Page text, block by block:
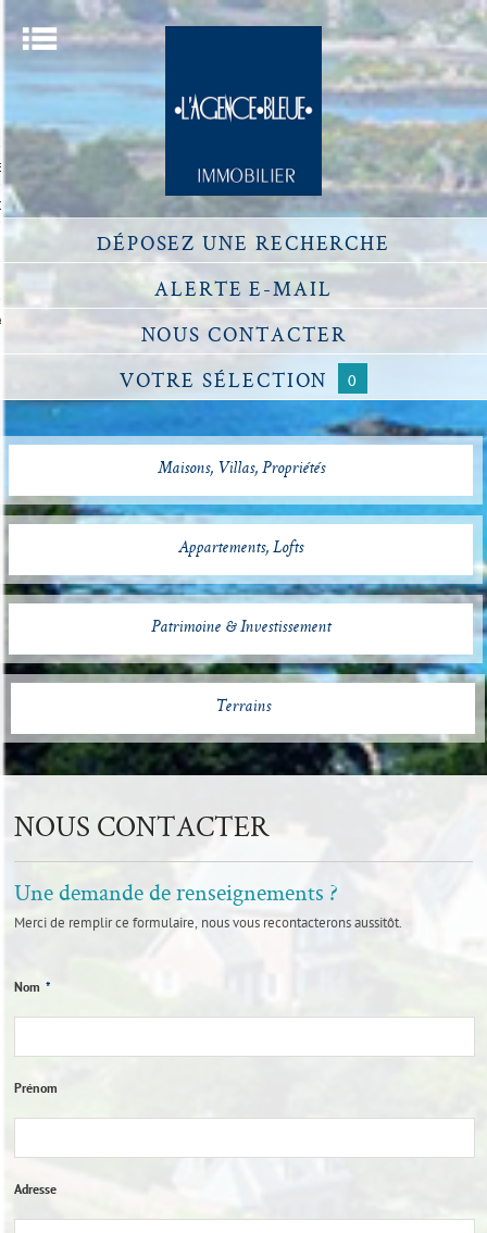
DÉPOSEZ UNE RECHERCHE
ALERTE E-MAIL
NOUS CONTACTER
VOTRE SÉLECTION 0
Maisons, Villas, Propriétés
Appartements, Lofts
Patrimoine & Investissement
Terrains
Menu
ACCUEIL
UN BIEN
ESTIMER UN BIEN
DÉFISCALISATION
NOTRE AGENCE
PROPRIÉTAIRE
NOUS CONTACTER
Une demande de renseignements ?
Merci de remplir ce formulaire, nous vous recontacterons aussitôt.
Nom *
Prénom
Adresse